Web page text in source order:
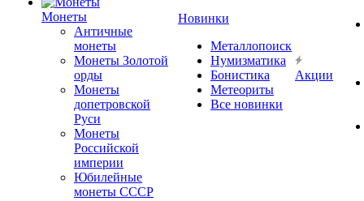
Монеты
Античные
монеты
Монеты Золотой
орды
Монеты
допетровской
Руси
Монеты
Российской
империи
Юбилейные
монеты СССР
Новинки
Металлопоиск
Нумизматика
Бонистика
Метеориты
Все новинки
Акции